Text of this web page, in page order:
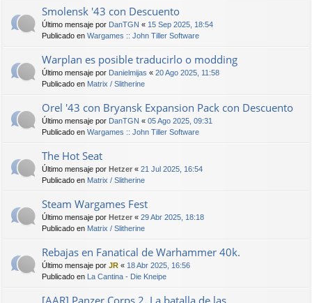
Smolensk '43 con Descuento
Último mensaje por DanTGN « 15 Sep 2025, 18:54
Publicado en Wargames :: John Tiller Software
Warplan es posible traducirlo o modding
Último mensaje por Danielmijas « 20 Ago 2025, 11:58
Publicado en Matrix / Slitherine
Orel '43 con Bryansk Expansion Pack con Descuento
Último mensaje por DanTGN « 05 Ago 2025, 09:31
Publicado en Wargames :: John Tiller Software
The Hot Seat
Último mensaje por Hetzer « 21 Jul 2025, 16:54
Publicado en Matrix / Slitherine
Steam Wargames Fest
Último mensaje por Hetzer « 29 Abr 2025, 18:18
Publicado en Matrix / Slitherine
Rebajas en Fanatical de Warhammer 40k.
Último mensaje por JR « 18 Abr 2025, 16:56
Publicado en La Cantina - Die Kneipe
[AAR] Panzer Corps 2. La batalla de las